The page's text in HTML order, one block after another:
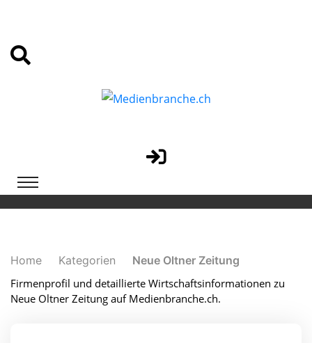
Home Kategorien
Neue Oltner Zeitung
Firmenprofil und detaillierte Wirtschaftsinformationen zu
Neue Oltner Zeitung auf Medienbranche.ch.